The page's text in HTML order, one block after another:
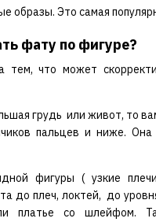
образы. Это самая
фату по фигуре?
тем, что может
грудь или живот, то
пальцев и ниже. Она
фигуры ( узкие
до плеч, локтей, до
платье со шлейфом.